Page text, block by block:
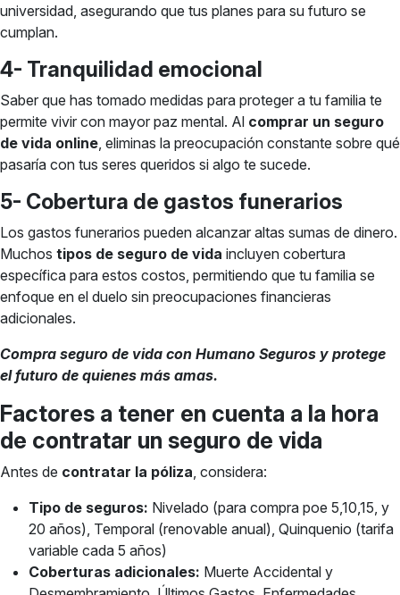
universidad, asegurando que tus planes para su futuro se
cumplan.
4- Tranquilidad emocional
Saber que has tomado medidas para proteger a tu familia te
permite vivir con mayor paz mental. Al comprar un seguro
de vida online, eliminas la preocupación constante sobre qué
pasaría con tus seres queridos si algo te sucede.
5- Cobertura de gastos funerarios
Los gastos funerarios pueden alcanzar altas sumas de dinero.
Muchos tipos de seguro de vida incluyen cobertura
específica para estos costos, permitiendo que tu familia se
enfoque en el duelo sin preocupaciones financieras
adicionales.
Compra seguro de vida con Humano Seguros y protege
el futuro de quienes más amas.
Factores a tener en cuenta a la hora
de contratar un seguro de vida
Antes de contratar la póliza, considera:
Tipo de seguros: Nivelado (para compra poe 5,10,15, y
20 años), Temporal (renovable anual), Quinquenio (tarifa
variable cada 5 años)
Coberturas adicionales: Muerte Accidental y